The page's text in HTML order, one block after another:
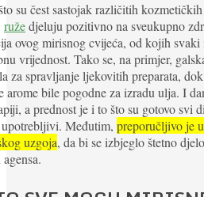
su čest sastojak različitih
ružedjeluju pozitivno na sveukupno
ovog mirisnog cvijeća, od kojih svaki
vrijednost. Tako se, na primjer,
za spravljanje ljekovitih preparata,
arome bile pogodne za izradu ulja. I
a prednost je i to što su gotovo svi
Međutim, preporučljivo je
uzgoja, da bi se izbjeglo štetno